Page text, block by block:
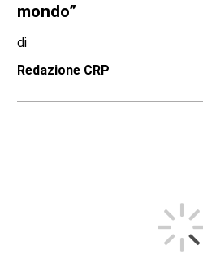
mondo”
di
Redazione CRP